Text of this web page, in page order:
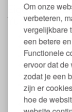
Om onze
verbeteren,
vergelijkbare
een betere
Functionele
ervoor dat de
zodat je een
zijn er
hoe de
Yumeko
Gemaakt van
Tijk van
Tweedelige
Anti-allergeen
Geschikt voor
Vulling: 730
430 gr/m2)
Land van